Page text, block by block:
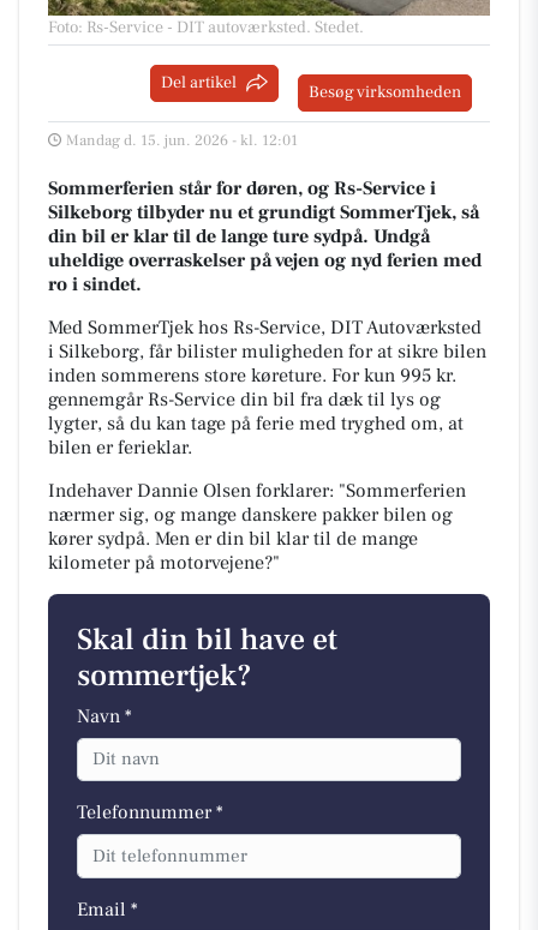
Foto: Rs-Service - DIT autoværksted. Stedet.
Del artikel Besøg virksomheden
Mandag d. 15. jun. 2026 - kl. 12:01
Sommerferien står for døren, og Rs-Service i
Silkeborg tilbyder nu et grundigt SommerTjek, så
din bil er klar til de lange ture sydpå. Undgå
uheldige overraskelser på vejen og nyd ferien med
ro i sindet.
Med SommerTjek hos Rs-Service, DIT Autoværksted
i Silkeborg, får bilister muligheden for at sikre bilen
inden sommerens store køreture. For kun 995 kr.
gennemgår Rs-Service din bil fra dæk til lys og
lygter, så du kan tage på ferie med tryghed om, at
bilen er ferieklar.
Indehaver Dannie Olsen forklarer: "Sommerferien
nærmer sig, og mange danskere pakker bilen og
kører sydpå. Men er din bil klar til de mange
kilometer på motorvejene?"
Skal din bil have et
sommertjek?
Navn *
Telefonnummer *
Email *